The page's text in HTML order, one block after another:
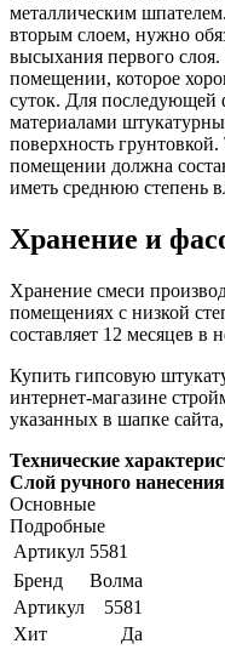
металлическим
вторым слоем, нужно
высыхания первого
помещении, которое
суток. Для
материалами
поверхность
помещении должна
иметь среднюю степень
Хранение и
Хранение смеси
помещениях с низкой
составляет 12 месяцев в
Купить гипсовую
интернет-магазине
указанных в шапке
Технические
Слой ручного
Основные
Подробные
Артикул 5581
Бренд
Волма
Артикул
5581
Хит
Да